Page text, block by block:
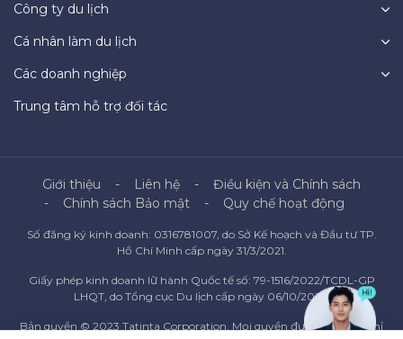
Công ty du lịch
Cá nhân làm du lịch
Các doanh nghiệp
Trung tâm hỗ trợ đối tác
Giới thiệu Liên hệ
Điều kiện và Chính sách
Chính sách Bảo mật
Quy chế hoạt động
Số đăng ký kinh doanh: 0316781007, do Sở Kế hoạch và Đầu tư TP.
Hồ Chí Minh cấp ngày 31/3/2021.
Giấy phép kinh doanh lữ hành Quốc tế số: 79-1516/2022/TCDL-GP
LHQT, do Tổng cục Du lịch cấp ngày 06/10/2022.
Bản quyền © 2023 Tatinta Corporation. Mọi quyền được bảo lưu. Chỉ